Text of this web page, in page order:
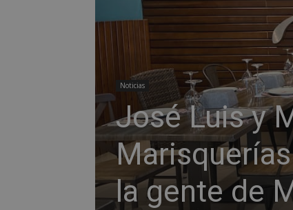
Noticias
José Luis y
la gente de